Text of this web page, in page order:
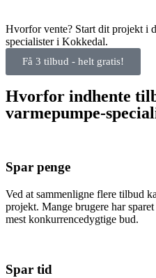
Hvorfor vente? Start dit projekt i
specialister i Kokkedal.
Få 3 tilbud - helt gratis!
Hvorfor indhente
varmepumpe-
Spar penge
Ved at sammenligne flere tilbud
projekt. Mange brugere har
mest konkurrencedygtige bud.
Spar tid